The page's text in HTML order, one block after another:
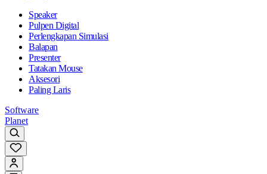
Speaker
Pulpen Digital
Perlengkapan Simulasi
Balapan
Presenter
Tatakan Mouse
Aksesori
Paling Laris
Software
Planet